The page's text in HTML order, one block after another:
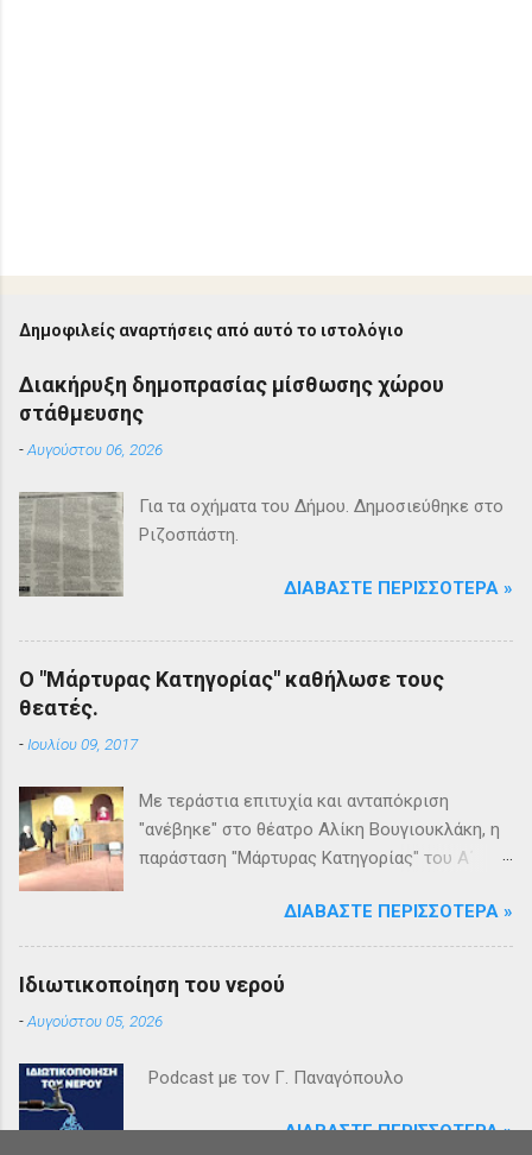
Δημοφιλείς αναρτήσεις από αυτό το ιστολόγιο
Διακήρυξη δημοπρασίας μίσθωσης χώρου
στάθμευσης
-Αυγούστου 06, 2026
Για τα οχήματα του Δήμου. Δημοσιεύθηκε στο
Ριζοσπάστη.
ΔΙΑΒΆΣΤΕ ΠΕΡΙΣΣΌΤΕΡΑ »
Ο "Μάρτυρας Κατηγορίας" καθήλωσε τους
θεατές.
-Ιουλίου 09, 2017
Με τεράστια επιτυχία και ανταπόκριση
"ανέβηκε" στο θέατρο Αλίκη Βουγιουκλάκη, η
παράσταση "Μάρτυρας Κατηγορίας" του Α΄
Βριλησσίων. Το θέατρο γέμισε και πάνω από
1500 θεατές και τις δύο βραδιές απόλαυσαν
κυριολεκτικά μία σπουδαία παράσταση
υψηλής δραματουργίας. Το έργο της Αγκάθα
Κρίστι καθήλωσε τους θεατρόφιλους σε όλη
πλοκή, οι μεγάλες ανατροπές και ένα
ΔΙΑΒΆΣΤΕ ΠΕΡΙΣΣΌΤΕΡΑ »
Ιδιωτικοποίηση του νερού
-Αυγούστου 05, 2026
Podcast με τον Γ. Παναγόπουλο
ΔΙΑΒΆΣΤΕ ΠΕΡΙΣΣΌΤΕΡΑ »